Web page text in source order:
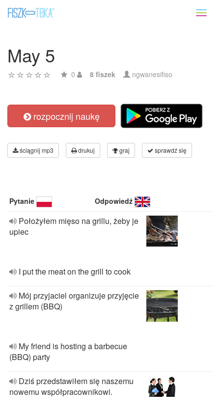
May 5
0 8 fiszek ngwanesifiso
rozpocznij naukę
ściągnij mp3 drukuj graj sprawdź się
Pytanie Odpowiedź
Położyłem mięso na grillu, żeby je
upiec
I put the meat on the grill to cook
Mój przyjaciel organizuje przyjęcie
z grillem (BBQ)
My friend is hosting a barbecue
(BBQ) party
Dziś przedstawiłem się naszemu
nowemu współpracownikowi.